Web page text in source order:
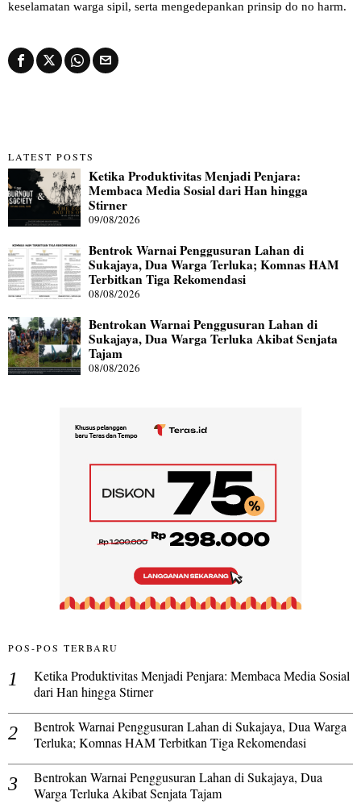
keselamatan warga sipil, serta mengedepankan prinsip do no harm.
LATEST POSTS
Ketika Produktivitas Menjadi Penjara:
Membaca Media Sosial dari Han hingga
Stirner
09/08/2026
Bentrok Warnai Penggusuran Lahan di
Sukajaya, Dua Warga Terluka; Komnas HAM
Terbitkan Tiga Rekomendasi
08/08/2026
Bentrokan Warnai Penggusuran Lahan di
Sukajaya, Dua Warga Terluka Akibat Senjata
Tajam
08/08/2026
POS-POS TERBARU
Ketika Produktivitas Menjadi Penjara: Membaca Media Sosial
dari Han hingga Stirner
Bentrok Warnai Penggusuran Lahan di Sukajaya, Dua Warga
Terluka; Komnas HAM Terbitkan Tiga Rekomendasi
Bentrokan Warnai Penggusuran Lahan di Sukajaya, Dua
Warga Terluka Akibat Senjata Tajam